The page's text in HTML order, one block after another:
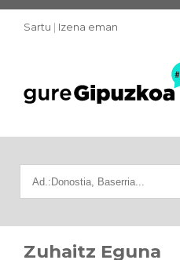
Sartu | Izena eman
Zuhaitz Eguna